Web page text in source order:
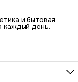
и бытовая
каждый день.